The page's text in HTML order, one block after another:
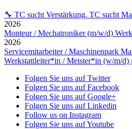
🔧 TC sucht Verstärkung. TC sucht
2026
Monteur / Mechatroniker (m/w/d)
2026
Servicemitarbeiter / Maschinenpark
Werkstattleiter*in / Meister*in (w/m/d)
Folgen Sie uns auf Twitter
Folgen Sie uns auf Facebook
Folgen Sie uns auf Google+
Folgen Sie uns auf Linkedin
Follow us on Instagram
Folgen Sie uns auf Youtube